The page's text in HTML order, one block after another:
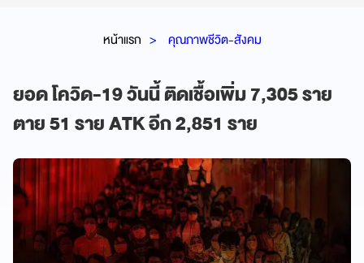
หน้าแรก คุณภาพชีวิต-สังคม
ยอด โควิด-19 วันนี้ ติดเชื้อเพิ่ม 7,305 ราย
ตาย 51 ราย ATK อีก 2,851 ราย